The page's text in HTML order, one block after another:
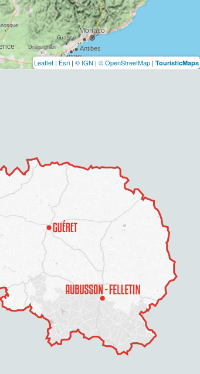
Leaflet | Esri | © IGN | © OpenStreetMap | TouristicMaps